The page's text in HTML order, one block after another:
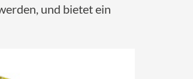
und bietet ein